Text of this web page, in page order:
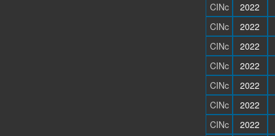
CINc
2022
CINc
2022
CINc
2022
CINc
2022
CINc
2022
CINc
2022
CINc
2022